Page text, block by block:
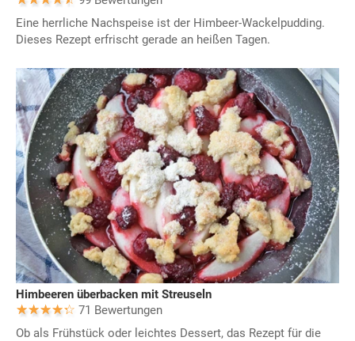
Eine herrliche Nachspeise ist der Himbeer-Wackelpudding.
Dieses Rezept erfrischt gerade an heißen Tagen.
Himbeeren überbacken mit Streuseln
71 Bewertungen
Ob als Frühstück oder leichtes Dessert, das Rezept für die